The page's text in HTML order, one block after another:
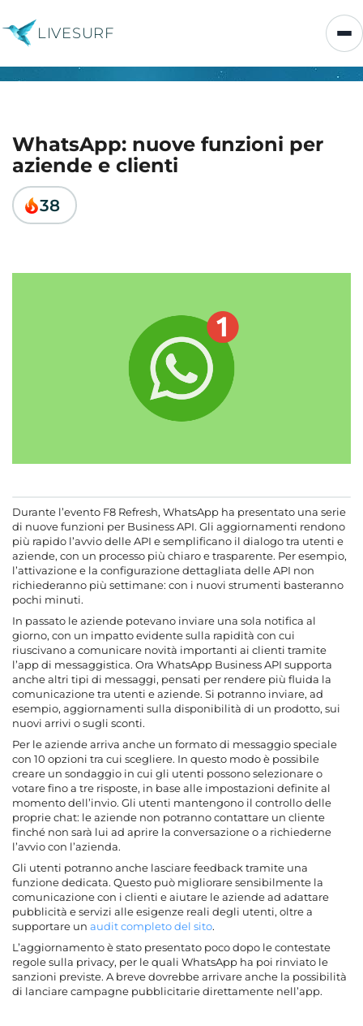
LIVESURF
WhatsApp: nuove funzioni per
aziende e clienti
38
Durante l’evento F8 Refresh, WhatsApp ha presentato una serie
di nuove funzioni per Business API. Gli aggiornamenti rendono
più rapido l’avvio delle API e semplificano il dialogo tra utenti e
aziende, con un processo più chiaro e trasparente. Per esempio,
l’attivazione e la configurazione dettagliata delle API non
richiederanno più settimane: con i nuovi strumenti basteranno
pochi minuti.
In passato le aziende potevano inviare una sola notifica al
giorno, con un impatto evidente sulla rapidità con cui
riuscivano a comunicare novità importanti ai clienti tramite
l’app di messaggistica. Ora WhatsApp Business API supporta
anche altri tipi di messaggi, pensati per rendere più fluida la
comunicazione tra utenti e aziende. Si potranno inviare, ad
esempio, aggiornamenti sulla disponibilità di un prodotto, sui
nuovi arrivi o sugli sconti.
Per le aziende arriva anche un formato di messaggio speciale
con 10 opzioni tra cui scegliere. In questo modo è possibile
creare un sondaggio in cui gli utenti possono selezionare o
votare fino a tre risposte, in base alle impostazioni definite al
momento dell’invio. Gli utenti mantengono il controllo delle
proprie chat: le aziende non potranno contattare un cliente
finché non sarà lui ad aprire la conversazione o a richiederne
l’avvio con l’azienda.
Gli utenti potranno anche lasciare feedback tramite una
funzione dedicata. Questo può migliorare sensibilmente la
comunicazione con i clienti e aiutare le aziende ad adattare
pubblicità e servizi alle esigenze reali degli utenti, oltre a
supportare un audit completo del sito.
L’aggiornamento è stato presentato poco dopo le contestate
regole sulla privacy, per le quali WhatsApp ha poi rinviato le
sanzioni previste. A breve dovrebbe arrivare anche la possibilità
di lanciare campagne pubblicitarie direttamente nell’app.